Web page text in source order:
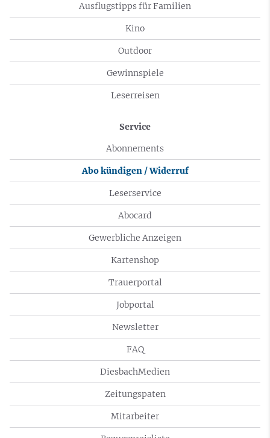
Ausflugstipps für Familien
Kino
Outdoor
Gewinnspiele
Leserreisen
Service
Abonnements
Abo kündigen / Widerruf
Leserservice
Abocard
Gewerbliche Anzeigen
Kartenshop
Trauerportal
Jobportal
Newsletter
FAQ
DiesbachMedien
Zeitungspaten
Mitarbeiter